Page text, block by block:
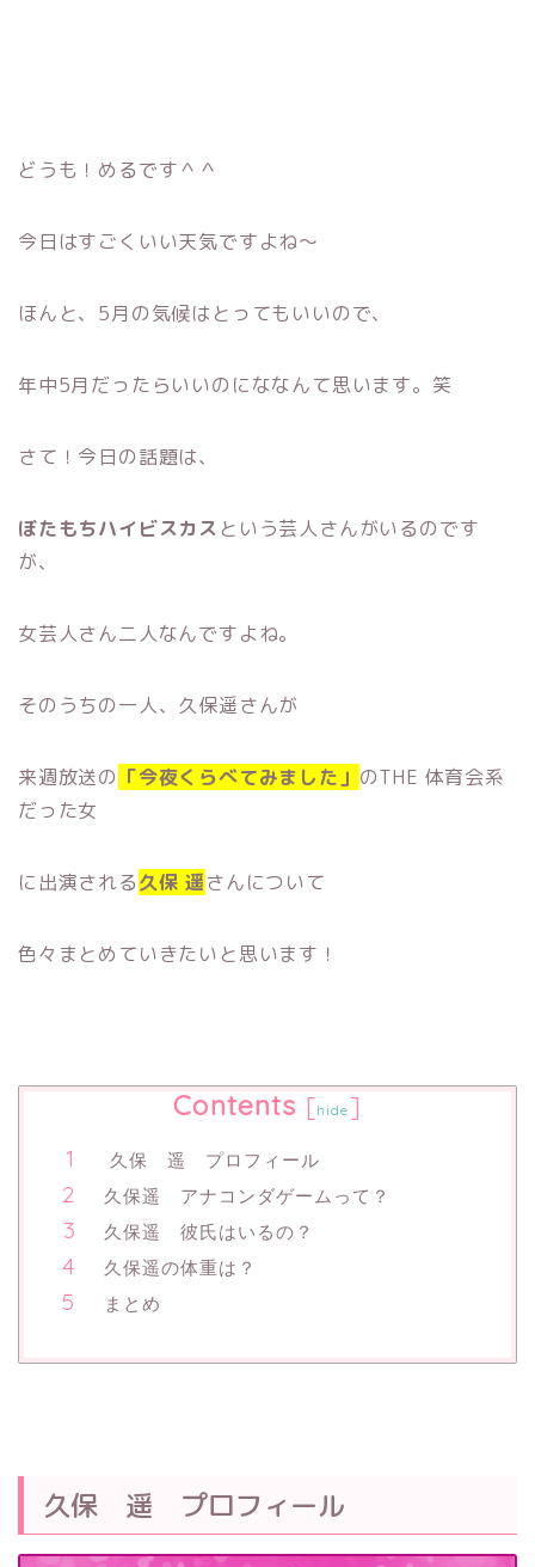
どうも！めるです＾＾
今日はすごくいい天気ですよね〜
ほんと、5月の気候はとってもいいので、
年中5月だったらいいのにななんて思います。笑
さて！今日の話題は、
ぼたもちハイビスカス という芸人さんがいるのです
が、
女芸人さん二人なんですよね。
そのうちの一人、久保遥さんが
来週放送の 「今夜くらべてみました」 のTHE 体育会系
だった女
に出演される久保 遥さんについて
色々まとめていきたいと思います！
Contents [hide ]
久保 遥 プロフィール
久保遥 アナコンダゲームって？
久保遥 彼氏はいるの？
久保遥の体重は？
まとめ
久保 遥 プロフィール